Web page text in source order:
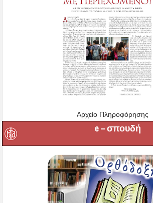
Αρχείο Πληροφόρησης
e – σπουδή